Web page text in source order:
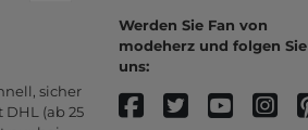
sicher
(ab 25
Werden Sie Fan von
modeherz und folgen Sie
uns: